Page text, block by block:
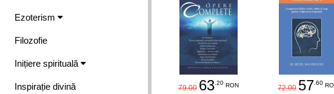
Ezoterism
Filozofie
Inițiere spirituală
Inspirație divină 79.00 63 .20 RON 72.00 57 .60